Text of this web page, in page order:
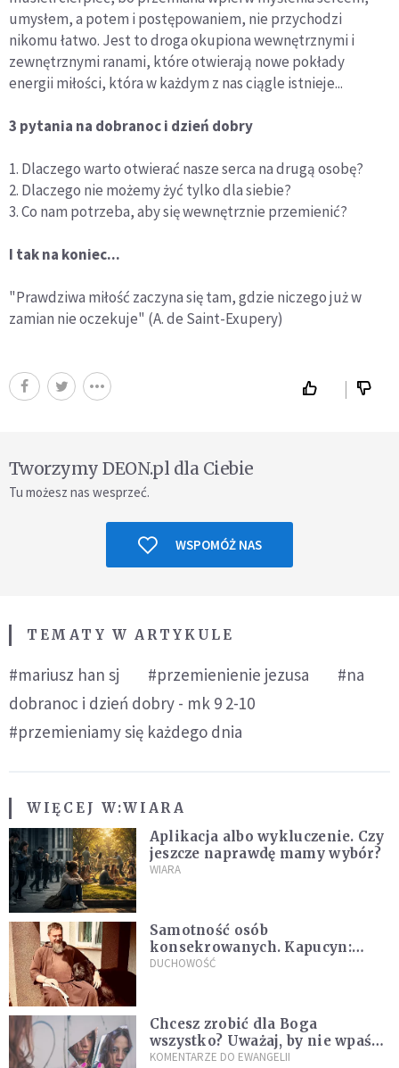
umysłem, a potem i postępowaniem, nie przychodzi
nikomu łatwo. Jest to droga okupiona wewnętrznymi i
zewnętrznymi ranami, które otwierają nowe pokłady
energii miłości, która w każdym z nas ciągle istnieje...
3 pytania na dobranoc i dzień dobry
1. Dlaczego warto otwierać nasze serca na drugą osobę?
2. Dlaczego nie możemy żyć tylko dla siebie?
3. Co nam potrzeba, aby się wewnętrznie przemienić?
I tak na koniec...
"Prawdziwa miłość zaczyna się tam, gdzie niczego już w
zamian nie oczekuje" (A. de Saint-Exupery)
Tworzymy DEON.pl dla Ciebie
Tu możesz nas wesprzeć.
WSPOMÓŻ NAS
TEMATY W ARTYKULE
#mariusz han sj #przemienienie jezusa
#na
dobranoc i dzień dobry - mk 9 2-10
#przemieniamy się każdego dnia
WIĘCEJ W:WIARA
Aplikacja albo wykluczenie. Czy
jeszcze naprawdę mamy wybór?
WIARA
Samotność osób
konsekrowanych. Kapucyn:
Życie w pojedynkę rzadko jest
DUCHOWOŚĆ
Chcesz zrobić dla Boga
wszystko? Uważaj, by nie wpaść
w groźną pułapkę
KOMENTARZE DO EWANGELII